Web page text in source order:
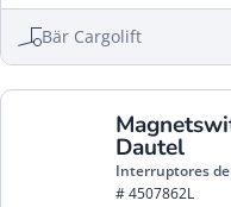
Bär Cargolift
Dautel
Interruptores
# 4507862L